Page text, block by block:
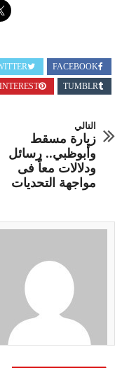
FACEBOOK
TWITTER
TUMBLR
PINTEREST
التالي
زيارة مسقط
وأبوظبي.. رسائل
ودلالات معاً فى
مواجهة التحديات